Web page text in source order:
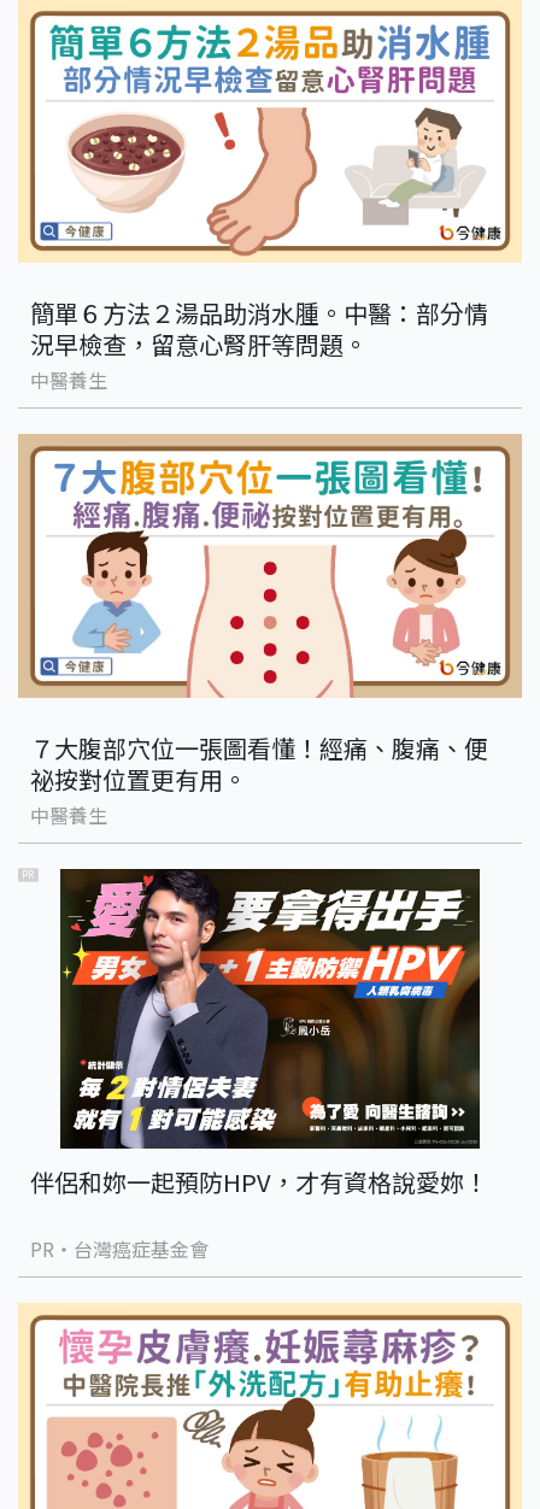
簡單６方法２湯品助消水腫。中醫：部分情
況早檢查，留意心腎肝等問題。
中醫養生
７大腹部穴位一張圖看懂！經痛、腹痛、便
祕按對位置更有用。
中醫養生
PR
伴侶和妳一起預防HPV，才有資格說愛妳！
PR・台灣癌症基金會